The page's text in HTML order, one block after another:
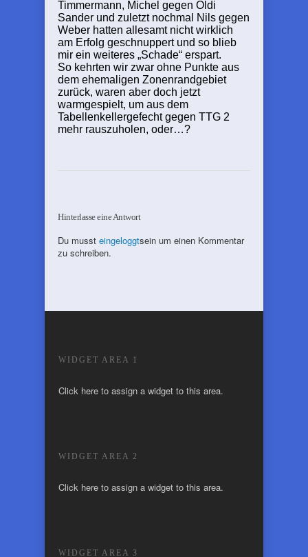
Timmermann, Michel gegen Oldi
Sander und zuletzt nochmal Nils gegen
Weber hatten allesamt nicht wirklich
am Erfolg geschnuppert und so blieb
mir ein weiteres „Schade“ erspart.
So kehrten wir zwar ohne Punkte aus
dem ehemaligen Zonenrandgebiet
zurück, waren aber doch jetzt
warmgespielt, um aus dem
Tabellenkellergefecht gegen TTG 2
mehr rauszuholen, oder…?
Hinterlasse eine Antwort
Du musst eingeloggtsein um einen Kommentar
zu schreiben.
WIDGET AREA 1
Click here to assign a widget to this area.
WIDGET AREA 2
Click here to assign a widget to this area.
WIDGET AREA 3